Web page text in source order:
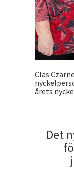
Clas
årets
Det